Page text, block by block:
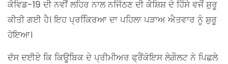
ਕੋਵਿਡ-19 ਦੀ ਨਵੀਂ ਲਹਿਰ ਨਾਲ ਨਜਿੱਠਣ ਦੀ ਕੋਸ਼ਿਸ਼ ਦੇ ਹਿੱਸੇ ਵਜੋਂ ਸ਼ੁਰੂ
ਕੀਤੀ ਗਈ ਹੈ। ਇਹ ਪ੍ਰਕਿਿਰਆ ਦਾ ਪਹਿਲਾ ਪੜਾਅ ਐਤਵਾਰ ਨੂੰ ਸ਼ੁਰੂ
ਹੋਇਆ।
ਦੱਸ ਦਈਏ ਕਿ ਕਿਊਬਿਕ ਦੇ ਪ੍ਰੀਮੀਅਰ ਫ੍ਰੈਂਕੋਇਸ ਲੇਗੌਲਟ ਨੇ ਪਿਛਲੇ